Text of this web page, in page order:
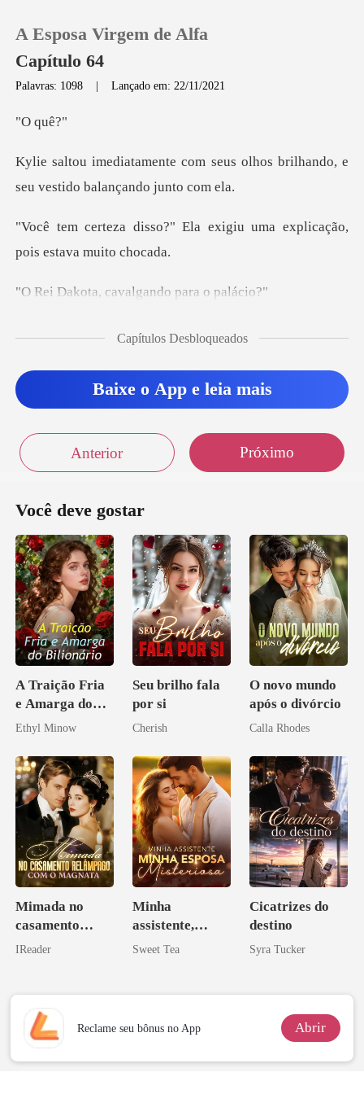
Loja
A Esposa Virgem de Alfa
Capítulo 64
Palavras: 1098 |Lançado em: 22/11/2021
q
seus olhos brilhando, e
seu ves
Ela exigiu uma explicação,
cavalgando pa
Capítulos Desbloqueados
Baixe o App e leia mais
Anterior Próximo
Você deve gostar
A Traição Fria
e Amarga do
Bilionário
Ethyl Minow
Seu brilho fala
por si
Cherish
O novo mundo
após o divórcio
Calla Rhodes
Mimada no
casamento
relâmpago com
IReader
Minha
assistente,
minha esposa
Sweet Tea
Cicatrizes do
destino
Syra Tucker
Reclame seu bônus no App Abrir